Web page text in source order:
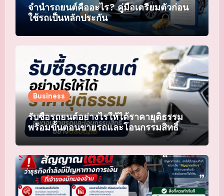
จำนำรถยนต์คืออะไร? คู่มือเตรียมตัวก่อน
ใช้รถเป็นหลักประกัน
Business
รับซื้อรถยนต์อย่างไรให้ได้ราคายุติธรรม
พร้อมขั้นตอนขายรถและโอนกรรมสิทธิ์
อย่างปลอดภัย